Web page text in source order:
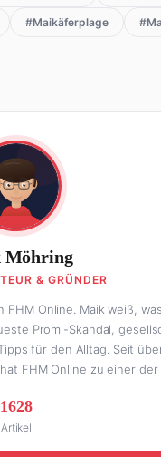
#Maikäferplage
Möhring
& GRÜNDER
Online. Maik weiß,
Promi-Skandal,
für den Alltag. Seit
FHM Online zu einer
Die eine Hälfte
allem, was dazugehört.
des SEO und digitalen
1628
Artikel